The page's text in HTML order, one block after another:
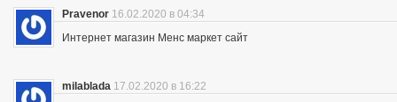
Pravenor 16.02.2020 в 04:34
Интернет магазин Менс маркет сайт
milablada 17.02.2020 в 16:22